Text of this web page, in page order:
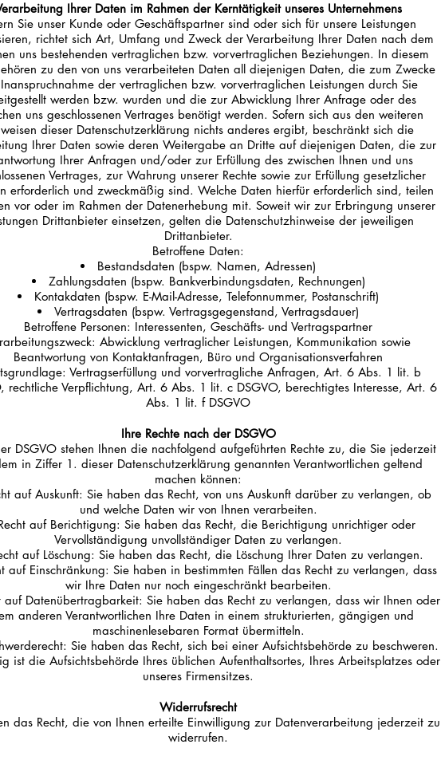
Ihrer Daten im Rahmen der Kerntätigkeit unseres Unternehmens
Sie unser Kunde oder Geschäftspartner sind oder sich für unsere Leistungen
richtet sich Art, Umfang und Zweck der Verarbeitung Ihrer Daten nach dem
uns bestehenden vertraglichen bzw. vorvertraglichen Beziehungen. In diesem
zu den von uns verarbeiteten Daten all diejenigen Daten, die zum Zwecke
der vertraglichen bzw. vorvertraglichen Leistungen durch Sie
werden bzw. wurden und die zur Abwicklung Ihrer Anfrage oder des
uns geschlossenen Vertrages benötigt werden. Sofern sich aus den weiteren
dieser Datenschutzerklärung nichts anderes ergibt, beschränkt sich die
Ihrer Daten sowie deren Weitergabe an Dritte auf diejenigen Daten, die zur
Ihrer Anfragen und/oder zur Erfüllung des zwischen Ihnen und uns
Vertrages, zur Wahrung unserer Rechte sowie zur Erfüllung gesetzlicher
erforderlich und zweckmäßig sind. Welche Daten hierfür erforderlich sind, teilen
vor oder im Rahmen der Datenerhebung mit. Soweit wir zur Erbringung unserer
Drittanbieter einsetzen, gelten die Datenschutzhinweise der jeweiligen
Drittanbieter.
Betroffene Daten:
Bestandsdaten (bspw. Namen, Adressen)
Zahlungsdaten (bspw. Bankverbindungsdaten, Rechnungen)
Kontakdaten (bspw. E-Mail-Adresse, Telefonnummer, Postanschrift)
Vertragsdaten (bspw. Vertragsgegenstand, Vertragsdauer)
Betroffene Personen: Interessenten, Geschäfts- und Vertragspartner
Abwicklung vertraglicher Leistungen, Kommunikation sowie
Beantwortung von Kontaktanfragen, Büro und Organisationsverfahren
Vertragserfüllung und vorvertragliche Anfragen, Art. 6 Abs. 1 lit. b
rechtliche Verpflichtung, Art. 6 Abs. 1 lit. c DSGVO, berechtigtes Interesse, Art. 6
Abs. 1 lit. f DSGVO
Ihre Rechte nach der DSGVO
DSGVO stehen Ihnen die nachfolgend aufgeführten Rechte zu, die Sie jederzeit
in Ziffer 1. dieser Datenschutzerklärung genannten Verantwortlichen geltend
machen können:
auf Auskunft: Sie haben das Recht, von uns Auskunft darüber zu verlangen, ob
und welche Daten wir von Ihnen verarbeiten.
auf Berichtigung: Sie haben das Recht, die Berichtigung unrichtiger oder
Vervollständigung unvollständiger Daten zu verlangen.
auf Löschung: Sie haben das Recht, die Löschung Ihrer Daten zu verlangen.
auf Einschränkung: Sie haben in bestimmten Fällen das Recht zu verlangen, dass
wir Ihre Daten nur noch eingeschränkt bearbeiten.
auf Datenübertragbarkeit: Sie haben das Recht zu verlangen, dass wir Ihnen oder
anderen Verantwortlichen Ihre Daten in einem strukturierten, gängigen und
maschinenlesebaren Format übermitteln.
Sie haben das Recht, sich bei einer Aufsichtsbehörde zu beschweren.
ist die Aufsichtsbehörde Ihres üblichen Aufenthaltsortes, Ihres Arbeitsplatzes oder
unseres Firmensitzes.
Widerrufsrecht
das Recht, die von Ihnen erteilte Einwilligung zur Datenverarbeitung jederzeit zu
widerrufen.